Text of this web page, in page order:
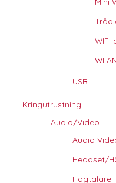
WIFI
USB
Kringutrustning
Audio/Video
Audio
Headset/
Högtalare